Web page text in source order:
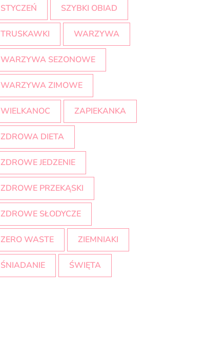
STYCZEŃ SZYBKI OBIAD
TRUSKAWKI WARZYWA
WARZYWA SEZONOWE
WARZYWA ZIMOWE
WIELKANOC ZAPIEKANKA
ZDROWA DIETA
ZDROWE JEDZENIE
ZDROWE PRZEKĄSKI
ZDROWE SŁODYCZE
ZERO WASTE ZIEMNIAKI
ŚNIADANIE ŚWIĘTA